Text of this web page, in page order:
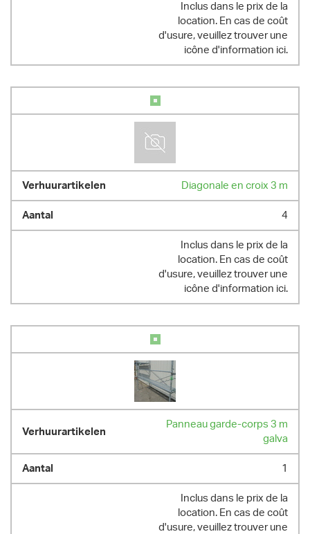
Inclus dans le prix de la
location. En cas de coût
d'usure, veuillez trouver une
icône d'information ici.
Diagonale en croix 3 m
4
Inclus dans le prix de la
location. En cas de coût
d'usure, veuillez trouver une
icône d'information ici.
Panneau garde-corps 3 m
galva
1
Inclus dans le prix de la
location. En cas de coût
d'usure, veuillez trouver une